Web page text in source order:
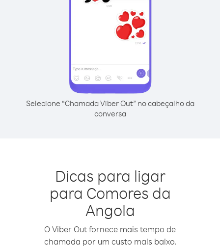
Selecione “Chamada Viber Out” no cabeçalho da
conversa
Dicas para ligar
para Comores da
Angola
O Viber Out fornece mais tempo de
chamada por um custo mais baixo.